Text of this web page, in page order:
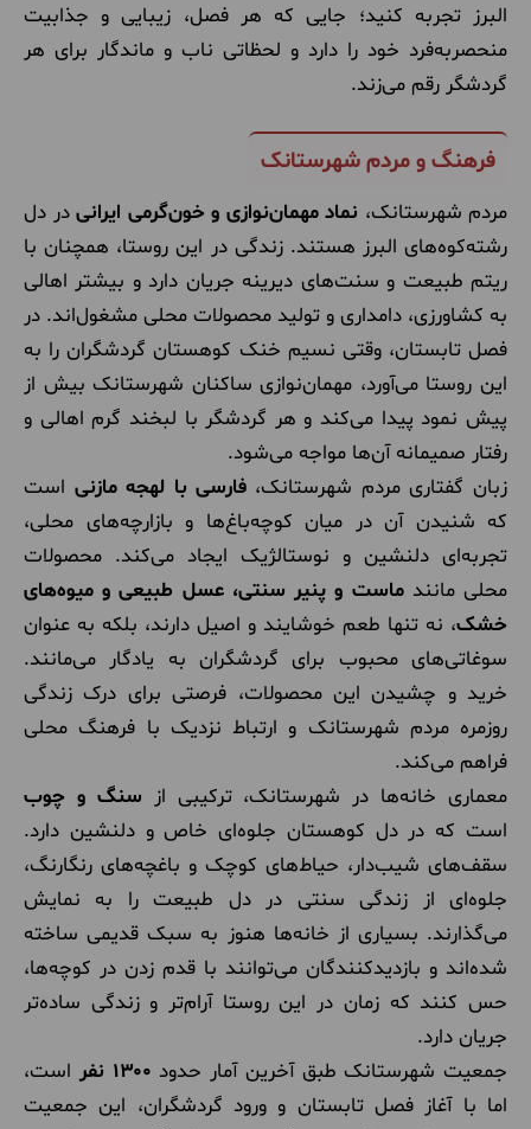
البرز تجربه کنید؛ جایی که هر فصل، زیبایی و جذابیت
منحصربه‌فرد خود را دارد و لحظاتی ناب و ماندگار برای هر
گردشگر رقم می‌زند.
فرهنگ و مردم شهرستانک
مردم شهرستانک، نماد مهمان‌نوازی و خون‌گرمی ایرانی در دل
رشته‌کوه‌های البرز هستند. زندگی در این روستا، همچنان با
ریتم طبیعت و سنت‌های دیرینه جریان دارد و بیشتر اهالی
به کشاورزی، دامداری و تولید محصولات محلی مشغول‌اند. در
فصل تابستان، وقتی نسیم خنک کوهستان گردشگران را به
این روستا می‌آورد، مهمان‌نوازی ساکنان شهرستانک بیش از
پیش نمود پیدا می‌کند و هر گردشگر با لبخند گرم اهالی و
رفتار صمیمانه آن‌ها مواجه می‌شود.
زبان گفتاری مردم شهرستانک،فارسی با لهجه مازنی است
که شنیدن آن در میان کوچه‌باغ‌ها و بازارچه‌های محلی،
تجربه‌ای دلنشین و نوستالژیک ایجاد می‌کند. محصولات
محلی مانندماست و پنیر سنتی، عسل طبیعی و میوه‌های
خشک، نه تنها طعم خوشایند و اصیل دارند، بلکه به عنوان
سوغاتی‌های محبوب برای گردشگران به یادگار می‌مانند.
خرید و چشیدن این محصولات، فرصتی برای درک زندگی
روزمره مردم شهرستانک و ارتباط نزدیک با فرهنگ محلی
فراهم می‌کند.
معماری خانه‌ها در شهرستانک، ترکیبی از سنگ و چوب
است که در دل کوهستان جلوه‌ای خاص و دلنشین دارد.
سقف‌های شیب‌دار، حیاط‌های کوچک و باغچه‌های رنگارنگ،
جلوه‌ای از زندگی سنتی در دل طبیعت را به نمایش
می‌گذارند. بسیاری از خانه‌ها هنوز به سبک قدیمی ساخته
شده‌اند و بازدیدکنندگان می‌توانند با قدم زدن در کوچه‌ها،
حس کنند که زمان در این روستا آرام‌تر و زندگی ساده‌تر
جریان دارد.
جمعیت شهرستانک طبق آخرین آمار حدود ۱۳۰۰ نفر
است،
اما با آغاز فصل تابستان و ورود گردشگران، این جمعیت